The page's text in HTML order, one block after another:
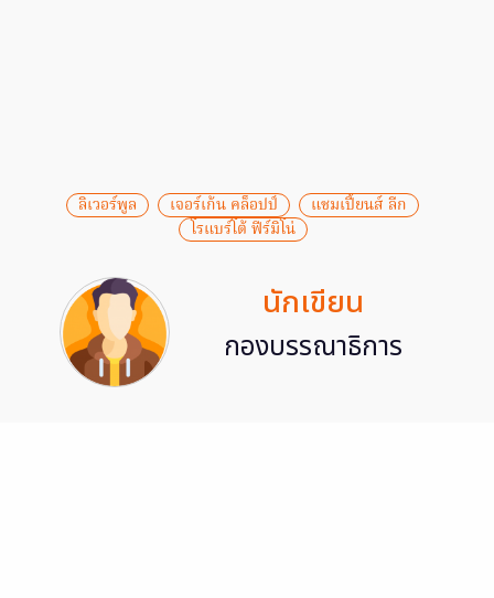
ลิเวอร์พูล เจอร์เก้น คล็อปป์
แชมเปี้ยนส์ ลีก
โรแบร์โต้ ฟีร์มิโน่
นักเขียน
กองบรรณาธิการ